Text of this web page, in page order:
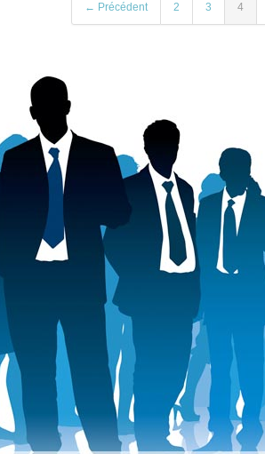
← Précédent 2 3 4